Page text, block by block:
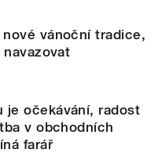
vánoční tradice,
je očekávání, radost
v obchodních
farář